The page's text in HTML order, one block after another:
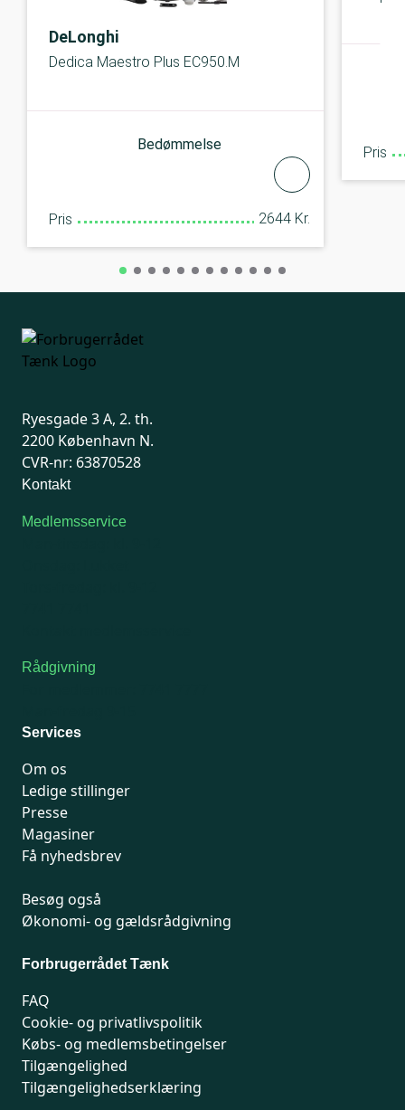
DeLonghi
Dedica Maestro Plus EC950.M
Bedømmelse
Pris 2644 Kr.
Pris
Ryesgade 3 A, 2. th.
2200 København N.
CVR-nr: 63870528
Kontakt
Medlemsservice
Rådgivning
Services
Om os
Ledige stillinger
Presse
Magasiner
Få nyhedsbrev
Besøg også
Økonomi- og gældsrådgivning
Forbrugerrådet Tænk
FAQ
Cookie- og privatlivspolitik
Købs- og medlemsbetingelser
Tilgængelighed
Tilgængelighedserklæring